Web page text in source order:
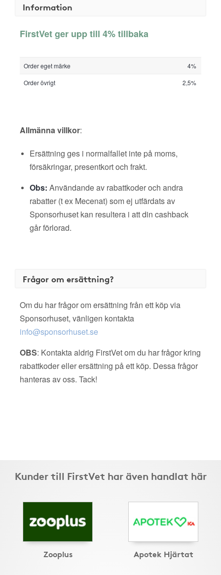
Information
FirstVet ger upp till 4% tillbaka
Order eget märke
4%
Order övrigt
2,5%
Allmänna villkor:
Ersättning ges i normalfallet inte på moms,
försäkringar, presentkort och frakt.
Obs: Användande av rabattkoder och andra
rabatter (t ex Mecenat) som ej utfärdats av
Sponsorhuset kan resultera i att din cashback
går förlorad.
Frågor om ersättning?
Om du har frågor om ersättning från ett köp via
Sponsorhuset, vänligen kontakta
info@sponsorhuset.se
OBS: Kontakta aldrig FirstVet om du har frågor kring
rabattkoder eller ersättning på ett köp. Dessa frågor
hanteras av oss. Tack!
Kunder till FirstVet har även handlat här
Zooplus Apotek Hjärtat